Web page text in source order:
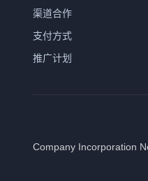
渠道合作
支付方式
推广计划
Company Incorporation